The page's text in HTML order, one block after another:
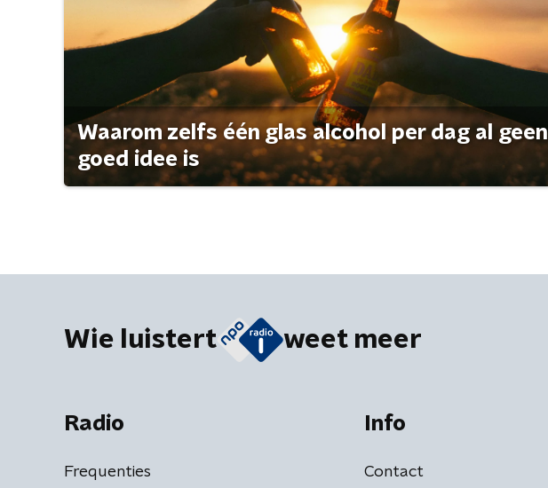
Waarom zelfs één glas alcohol per dag al geen
goed idee is
Wie luistert weet meer
Radio
Frequenties
Info
Contact